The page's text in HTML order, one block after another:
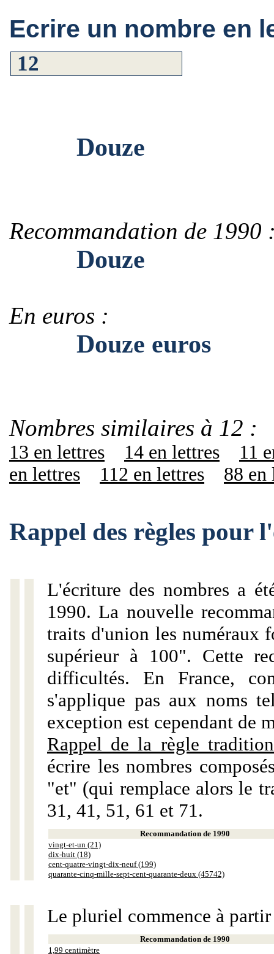
Ecrire un nombre en
Douze
Recommandation de 1990
Douze
En euros :
Douze euros
Nombres similaires à 12 :
13 en lettres 14 en lettres
11
en lettres
112 en lettres 88 en
Rappel des règles pour
L'écriture des nombres a
1990. La nouvelle
traits d'union les numéraux
supérieur à 100". Cette
difficultés. En France,
s'applique pas aux noms
exception est cependant de
Rappel de la règle
écrire les nombres
"et" (qui remplace alors le
31, 41, 51, 61 et 71.
Recommandation de 1990
vingt-et-un (21)
dix-huit (18)
cent-quatre-vingt-dix-neuf (199)
quarante-cinq-mille-sept-cent-quarante-deux (45742)
Le pluriel commence à
Recommandation de 1990
1,99 centimètre